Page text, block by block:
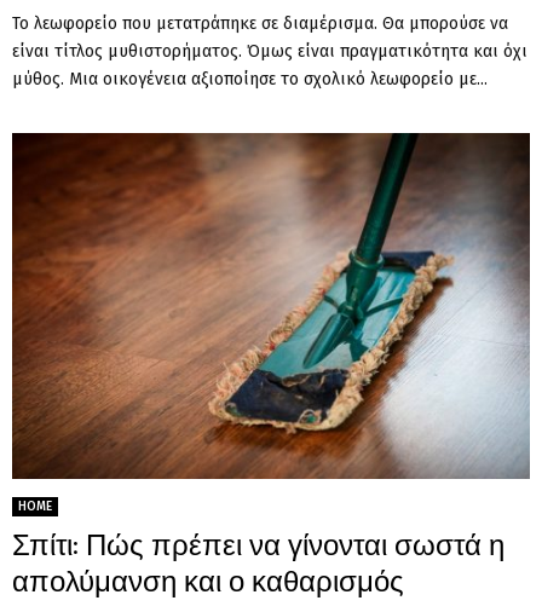
Το λεωφορείο που μετατράπηκε σε διαμέρισμα. Θα μπορούσε να
είναι τίτλος μυθιστορήματος. Όμως είναι πραγματικότητα και όχι
μύθος. Μια οικογένεια αξιοποίησε το σχολικό λεωφορείο με...
HOME
Σπίτι: Πώς πρέπει να γίνονται σωστά η
απολύμανση και ο καθαρισμός